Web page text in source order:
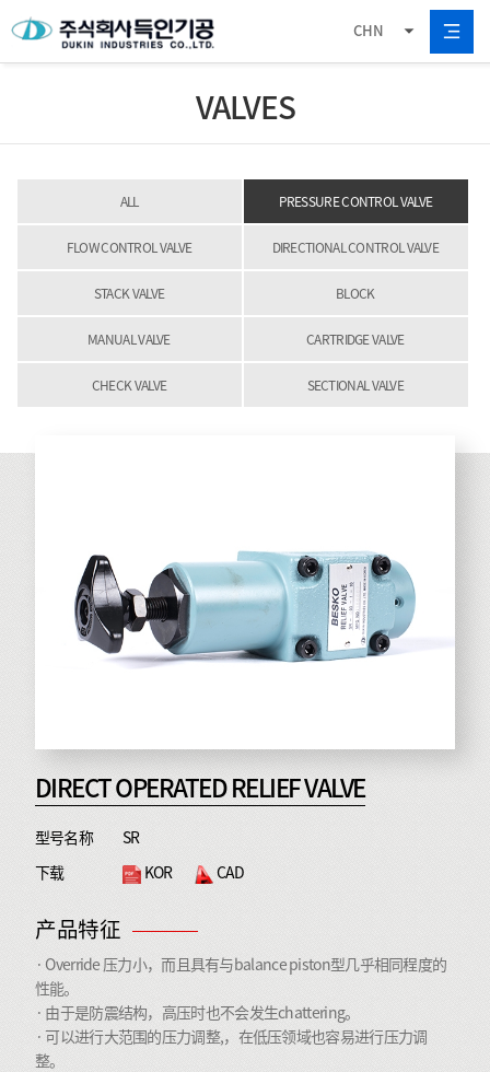
CHN
VALVES
ALL PRESSURE CONTROL VALVE
FLOW CONTROL VALVE DIRECTIONAL CONTROL VALVE
STACK VALVE BLOCK
MANUAL VALVE CARTRIDGE VALVE
CHECK VALVE SECTIONAL VALVE
DIRECT OPERATED RELIEF VALVE
型号名称
SR
下载
KOR CAD
产品特征
· Override 压力小，而且具有与balance piston型几乎相同程度的
性能。
· 由于是防震结构，高压时也不会发生chattering。
· 可以进行大范围的压力调整,，在低压领域也容易进行压力调
整。